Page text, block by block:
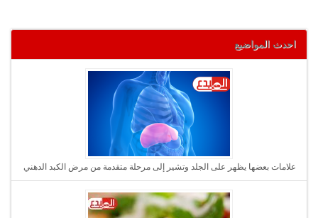
احدث المواضيع
علامات بعضها يظهر على الجلد وتشير إلى مرحلة متقدمة من مرض الكبد الدهني